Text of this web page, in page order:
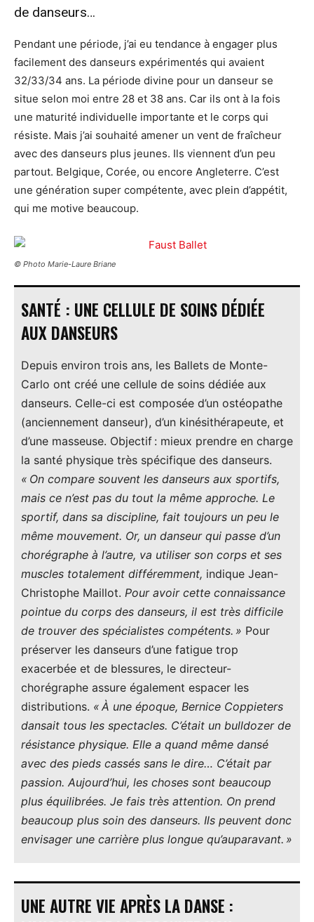
de danseurs…
Pendant une période, j’ai eu tendance à engager plus
facilement des danseurs expérimentés qui avaient
32/33/34 ans. La période divine pour un danseur se
situe selon moi entre 28 et 38 ans. Car ils ont à la fois
une maturité individuelle importante et le corps qui
résiste. Mais j’ai souhaité amener un vent de fraîcheur
avec des danseurs plus jeunes. Ils viennent d’un peu
partout. Belgique, Corée, ou encore Angleterre. C’est
une génération super compétente, avec plein d’appétit,
qui me motive beaucoup.
© Photo Marie-Laure Briane
SANTÉ : UNE CELLULE DE SOINS DÉDIÉE
AUX DANSEURS
Depuis environ trois ans, les Ballets de Monte-
Carlo ont créé une cellule de soins dédiée aux
danseurs. Celle-ci est composée d’un ostéopathe
(anciennement danseur), d’un kinésithérapeute, et
d’une masseuse. Objectif : mieux prendre en charge
la santé physique très spécifique des danseurs.
« On compare souvent les danseurs aux sportifs,
mais ce n’est pas du tout la même approche. Le
sportif, dans sa discipline, fait toujours un peu le
même mouvement. Or, un danseur qui passe d’un
chorégraphe à l’autre, va utiliser son corps et ses
muscles totalement différemment, indique Jean-
Christophe Maillot. Pour avoir cette connaissance
pointue du corps des danseurs, il est très difficile
de trouver des spécialistes compétents. » Pour
préserver les danseurs d’une fatigue trop
exacerbée et de blessures, le directeur-
chorégraphe assure également espacer les
distributions. « À une époque, Bernice Coppieters
dansait tous les spectacles. C’était un bulldozer de
résistance physique. Elle a quand même dansé
avec des pieds cassés sans le dire… C’était par
passion. Aujourd’hui, les choses sont beaucoup
plus équilibrées. Je fais très attention. On prend
beaucoup plus soin des danseurs. Ils peuvent donc
envisager une carrière plus longue qu’auparavant. »
UNE AUTRE VIE APRÈS LA DANSE :